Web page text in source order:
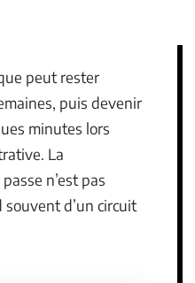
peut rester
puis devenir
minutes lors
La
n’est pas
d’un circuit